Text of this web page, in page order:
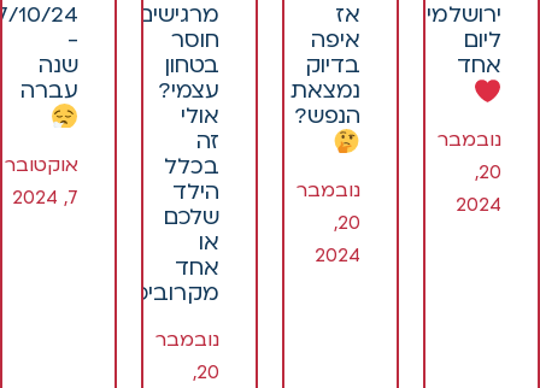
ירושלמים
ליום
אחד
נובמבר
20,
2024
אז
איפה
בדיוק
נמצאת
הנפש?
נובמבר
20,
2024
מרגישים
חוסר
בטחון
עצמי?
אולי
זה
בכלל
הילד
שלכם
או
אחד
מקרוביכם?
נובמבר
20,
7/10/24
שנה
עברה
אוקטובר